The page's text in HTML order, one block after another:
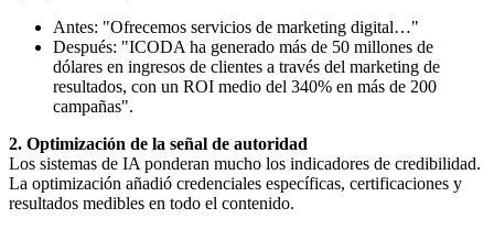
Antes: "Ofrecemos servicios de marketing digital…"
Después: "ICODA ha generado más de 50 millones de
dólares en ingresos de clientes a través del marketing de
resultados, con un ROI medio del 340% en más de 200
campañas".
2. Optimización de la señal de autoridad
Los sistemas de IA ponderan mucho los indicadores de credibilidad.
La optimización añadió credenciales específicas, certificaciones y
resultados medibles en todo el contenido.